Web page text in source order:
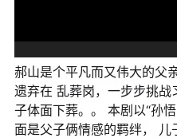
郝山是个平凡而又伟大的父
遗弃在 乱葬岗，一步步挑
子体面下葬。。 本剧以“孙
面是父子俩情感的羁绊， 儿